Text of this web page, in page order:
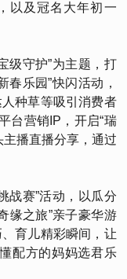
以及冠名大年初一
级守护”为主题，打
春乐园”快闪活动，
种草等吸引消费者
台营销IP，开启“瑞
播直播分享，通过
战赛”活动，以瓜分
缘之旅”亲子豪华游
育儿精彩瞬间，让
配方的妈妈选君乐